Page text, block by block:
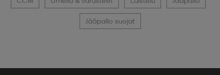
Jääpallo suojat